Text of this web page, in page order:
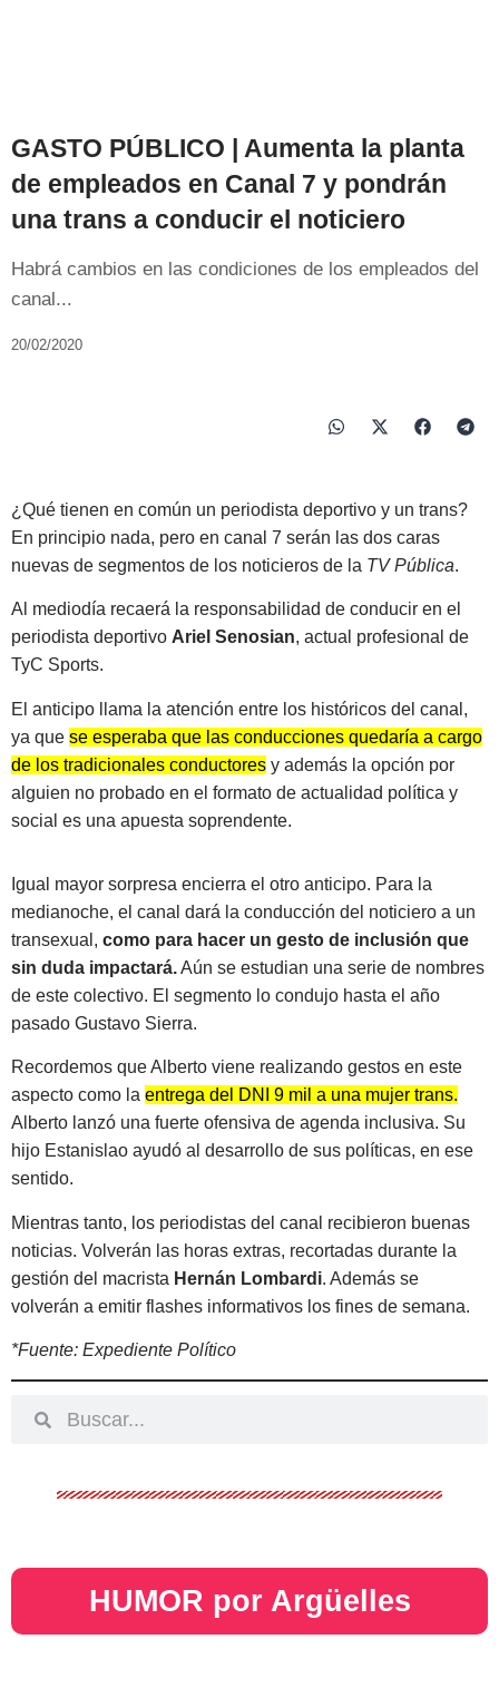
GASTO PÚBLICO | Aumenta la planta
de empleados en Canal 7 y pondrán
una trans a conducir el noticiero
Habrá cambios en las condiciones de los empleados del
canal...
20/02/2020
¿Qué tienen en común un periodista deportivo y un trans?
En principio nada, pero en canal 7 serán las dos caras
nuevas de segmentos de los noticieros de la TV Pública.
Al mediodía recaerá la responsabilidad de conducir en el
periodista deportivo Ariel Senosian, actual profesional de
TyC Sports.
El anticipo llama la atención entre los históricos del canal,
ya que se esperaba que las conducciones quedaría a cargo
de los tradicionales conductores y además la opción por
alguien no probado en el formato de actualidad política y
social es una apuesta soprendente.
Igual mayor sorpresa encierra el otro anticipo. Para la
medianoche, el canal dará la conducción del noticiero a un
transexual, como para hacer un gesto de inclusión que
sin duda impactará.Aún se estudian una serie de nombres
de este colectivo. El segmento lo condujo hasta el año
pasado Gustavo Sierra.
Recordemos que Alberto viene realizando gestos en este
aspecto como la entrega del DNI 9 mil a una mujer trans.
Alberto lanzó una fuerte ofensiva de agenda inclusiva. Su
hijo Estanislao ayudó al desarrollo de sus políticas, en ese
sentido.
Mientras tanto, los periodistas del canal recibieron buenas
noticias. Volverán las horas extras, recortadas durante la
gestión del macrista Hernán Lombardi. Además se
volverán a emitir flashes informativos los fines de semana.
*Fuente: Expediente Político
HUMOR por Argüelles​